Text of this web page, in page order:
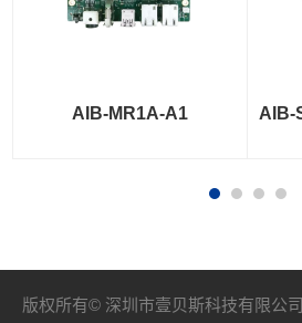
AIB-MR1A-A1
版权所有© 深圳市壹贝斯科技有限公司